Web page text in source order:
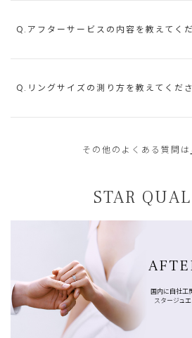
Q.アフターサービスの内容を教えてくだ
Q.リングサイズの測り方を教えてくださ
その他のよくある質問は
STAR
国内に自社工
スタージュ